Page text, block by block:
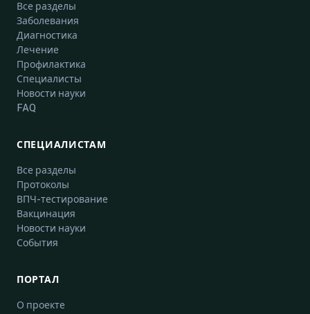
Все разделы
Заболевания
Диагностика
Лечение
Профилактика
Специалисты
Новости науки
FAQ
СПЕЦИАЛИСТАМ
Все разделы
Протоколы
ВПЧ-тестирование
Вакцинация
Новости науки
События
ПОРТАЛ
О проекте